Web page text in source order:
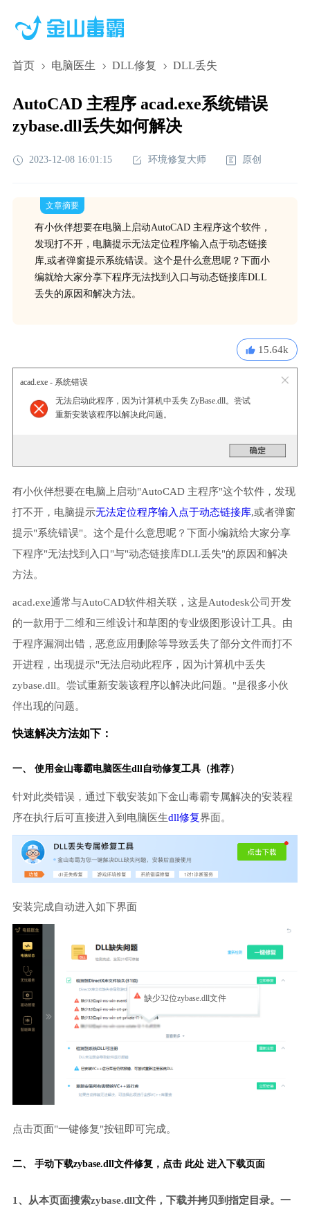
首页 电脑医生 DLL修复 DLL丢失
AutoCAD 主程序 acad.exe系统错误
zybase.dll丢失如何解决
2023-12-08 16:01:15 环境修复大师 原创
文章摘要
有小伙伴想要在电脑上启动AutoCAD 主程序这个软件，
发现打不开，电脑提示无法定位程序输入点于动态链接
库,或者弹窗提示系统错误。这个是什么意思呢？下面小
编就给大家分享下程序无法找到入口与动态链接库DLL
丢失的原因和解决方法。
15.64k
acad.exe - 系统错误
无法启动此程序，因为计算机中丢失 ZyBase.dll。尝试
重新安装该程序以解决此问题。
有小伙伴想要在电脑上启动"AutoCAD 主程序"这个软件，发现
打不开，电脑提示无法定位程序输入点于动态链接库,或者弹窗
提示"系统错误"。这个是什么意思呢？下面小编就给大家分享
下程序"无法找到入口"与"动态链接库DLL丢失"的原因和解决
方法。
acad.exe通常与AutoCAD软件相关联，这是Autodesk公司开发
的一款用于二维和三维设计和草图的专业级图形设计工具。由
于程序漏洞出错，恶意应用删除等导致丢失了部分文件而打不
开进程，出现提示"无法启动此程序，因为计算机中丢失
zybase.dll。尝试重新安装该程序以解决此问题。"是很多小伙
伴出现的问题。
快速解决方法如下：
一、 使用金山毒霸电脑医生dll自动修复工具（推荐）
针对此类错误，通过下载安装如下金山毒霸专属解决的安装程
序在执行后可直接进入到电脑医生dll修复界面。
安装完成自动进入如下界面
缺少32位zybase.dll文件
点击页面"一键修复"按钮即可完成。
二、 手动下载zybase.dll文件修复， 点击 此处 进入下载页面
1、从本页面搜索zybase.dll文件，下载并拷贝到指定目录。一